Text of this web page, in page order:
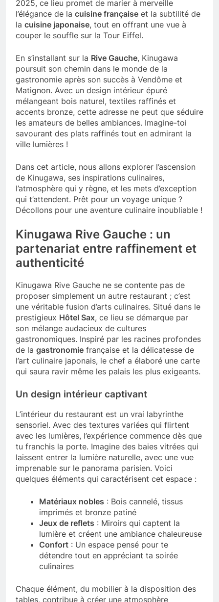
2025, ce lieu promet de marier à merveille
l’élégance de la cuisine française et la subtilité de
la cuisine japonaise, tout en offrant une vue à
couper le souffle sur la Tour Eiffel.
En s’installant sur la Rive Gauche, Kinugawa
poursuit son chemin dans le monde de la
gastronomie après son succès à Vendôme et
Matignon. Avec un design intérieur épuré
mélangeant bois naturel, textiles raffinés et
accents bronze, cette adresse ne peut que séduire
les amateurs de belles ambiances. Imagine-toi
savourant des plats raffinés tout en admirant la
ville lumières !
Dans cet article, nous allons explorer l’ascension
de Kinugawa, ses inspirations culinaires,
l’atmosphère qui y règne, et les mets d’exception
qui t’attendent. Prêt pour un voyage unique ?
Décollons pour une aventure culinaire inoubliable !
Kinugawa Rive Gauche : un
partenariat entre raffinement et
authenticité
Kinugawa Rive Gauche ne se contente pas de
proposer simplement un autre restaurant ; c’est
une véritable fusion d’arts culinaires. Situé dans le
prestigieux Hôtel Sax, ce lieu se démarque par
son mélange audacieux de cultures
gastronomiques. Inspiré par les racines profondes
de la gastronomie française et la délicatesse de
l’art culinaire japonais, le chef a élaboré une carte
qui saura ravir même les palais les plus exigeants.
Un design intérieur captivant
L’intérieur du restaurant est un vrai labyrinthe
sensoriel. Avec des textures variées qui flirtent
avec les lumières, l’expérience commence dès que
tu franchis la porte. Imagine des baies vitrées qui
laissent entrer la lumière naturelle, avec une vue
imprenable sur le panorama parisien. Voici
quelques éléments qui caractérisent cet espace :
Matériaux nobles : Bois cannelé, tissus
imprimés et bronze patiné
Jeux de reflets : Miroirs qui captent la
lumière et créent une ambiance chaleureuse
Confort : Un espace pensé pour te
détendre tout en appréciant ta soirée
culinaires
Chaque élément, du mobilier à la disposition des
tables, contribue à créer une atmosphère